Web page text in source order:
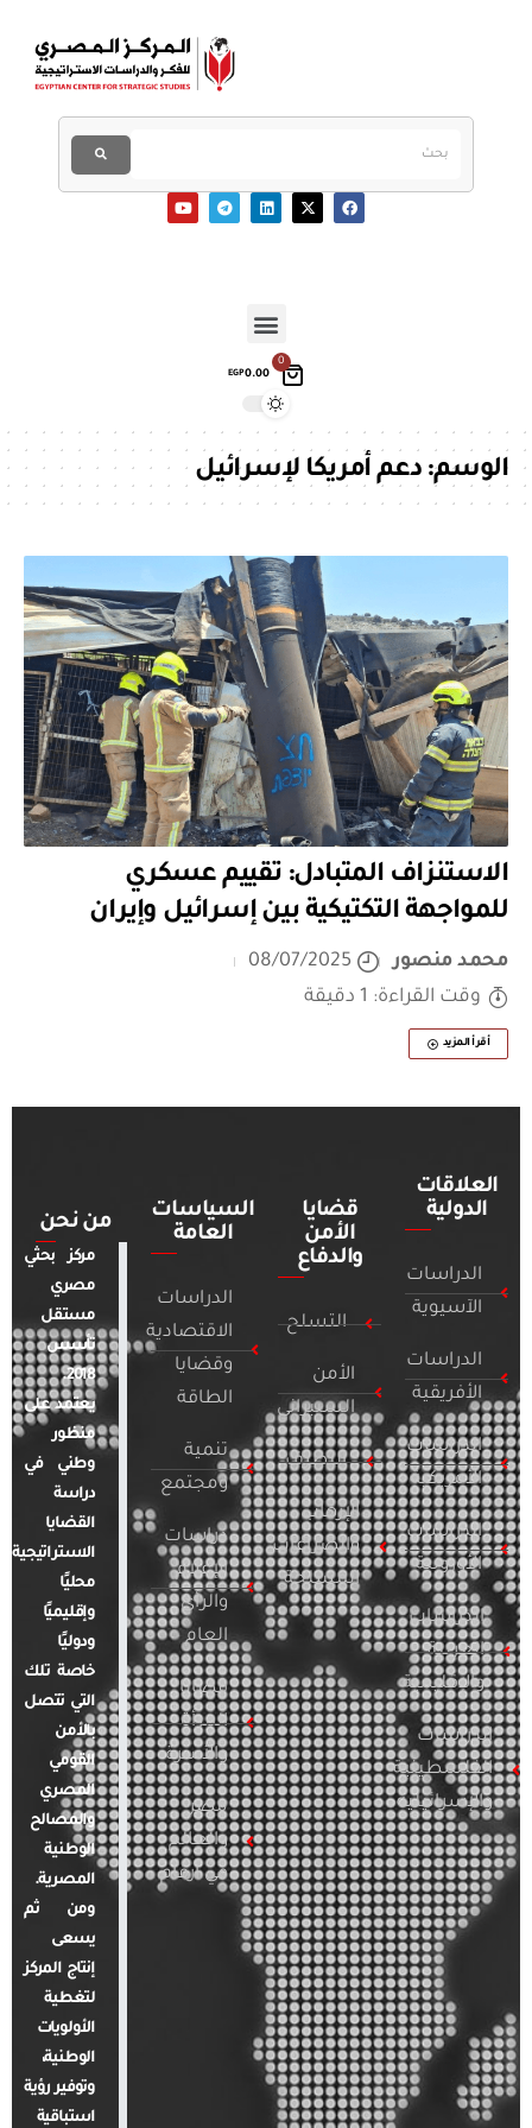
0
EGP0.00
الوسم:دعم أمريكا لإسرائيل
الاستنزاف المتبادل: تقييم عسكري
للمواجهة التكتيكية بين إسرائيل وإيران
محمد منصور
08/07/2025
وقت القراءة: 1 دقيقة
أقرأ المزيد
العلاقات
الدولية
الدراسات
الآسيوية
الدراسات
الأفريقية
الدراسات
الأمريكية
الدراسات
الأوروبية
الدراسات
العربية
والإقليمية
الدراسات
الفلسطينية
والإسرائيلية
قضايا
الأمن
والدفاع
التسلح
الأمن
السيبراني
التطرف
الإرهاب
والصراعات
المسلحة
السياسات
العامة
الدراسات
الاقتصادية
وقضايا
الطاقة
تنمية
ومجتمع
دراسات
الإعلام
والرأي
العام
قضايا
المرأة
والأسرة
مصر
والعالم
في أرقام
من نحن
مركز بحثي
مصري
مستقل
تأسس
2018.
يعتمد على
منظور
وطني في
دراسة
القضايا
الاستراتيجية
محليًا
وإقليميًا
ودوليًا
خاصة تلك
التي تتصل
بالأمن
القومي
المصري
والمصالح
الوطنية
المصرية.
ومن ثم
يسعى
إنتاج المركز
لتغطية
الأولويات
الوطنية،
وتوفير رؤية
استباقية